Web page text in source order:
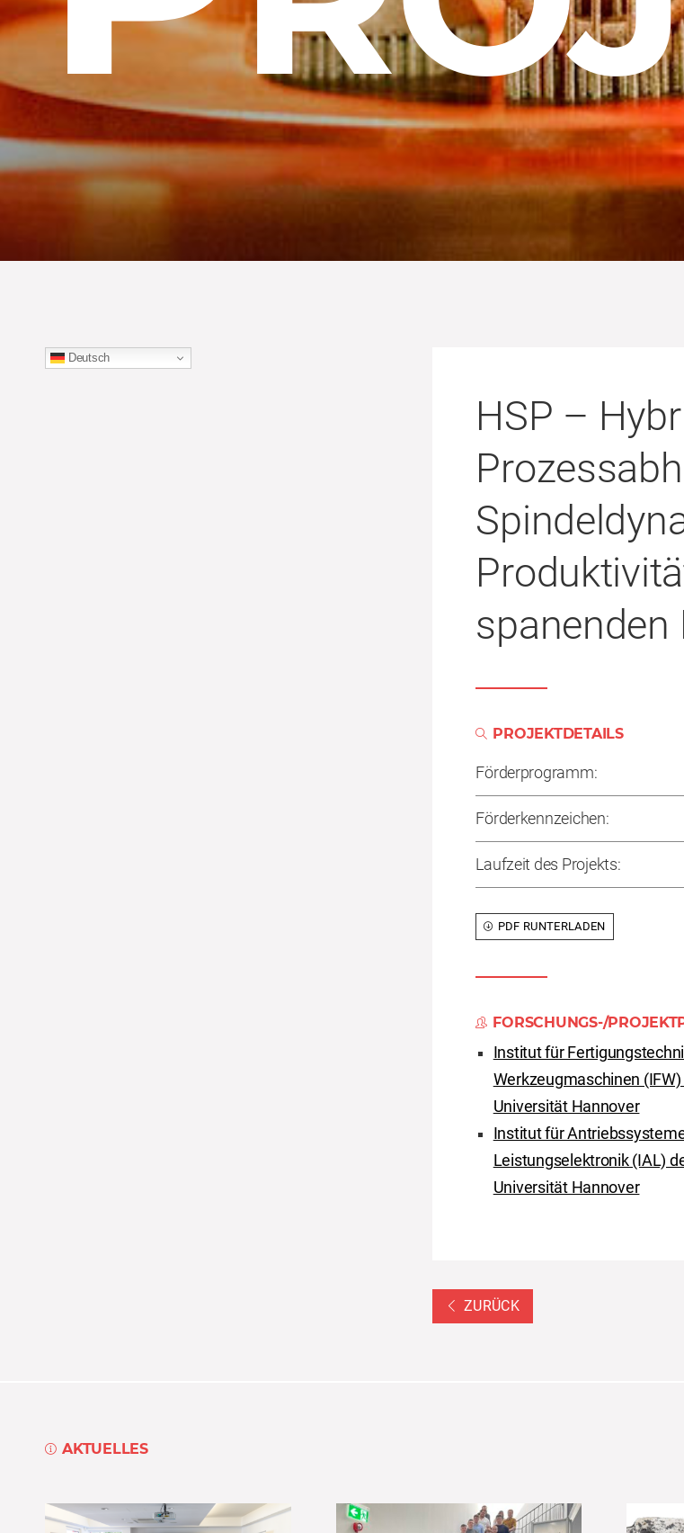
Deutsch
HSP –
spanenden
PROJEKTDETAILS
Förderprogramm:
Förderkennzeichen:
Laufzeit des Projekts:
PDF RUNTERLADEN
FORSCHUNGS-/
Institut für
Werkzeugmaschinen
Universität Hannover
Institut für
Leistungselektronik (IAL)
Universität Hannover
ZURÜCK
AKTUELLES